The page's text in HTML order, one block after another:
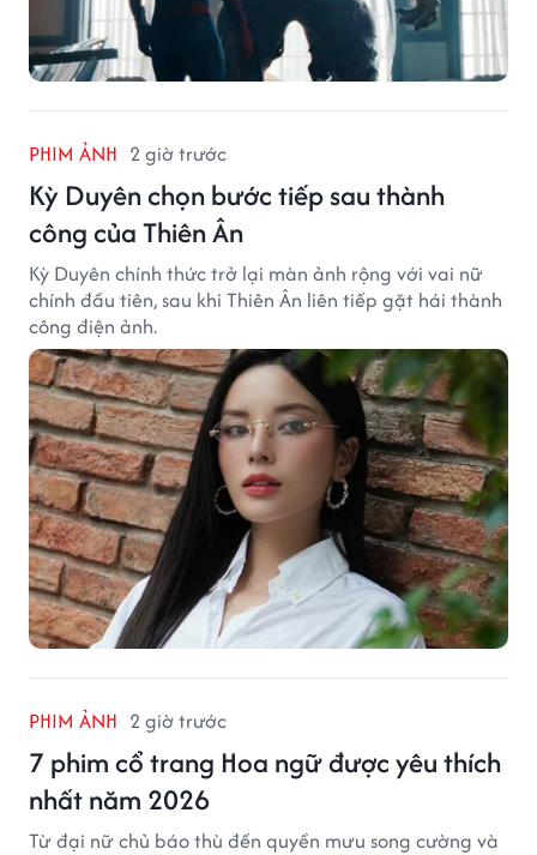
PHIM ẢNH 2 giờ trước
Kỳ Duyên chọn bước tiếp sau thành
công của Thiên Ân
Kỳ Duyên chính thức trở lại màn ảnh rộng với vai nữ
chính đầu tiên, sau khi Thiên Ân liên tiếp gặt hái thành
công điện ảnh.
PHIM ẢNH 2 giờ trước
7 phim cổ trang Hoa ngữ được yêu thích
nhất năm 2026
Từ đại nữ chủ báo thù đến quyền mưu song cường và